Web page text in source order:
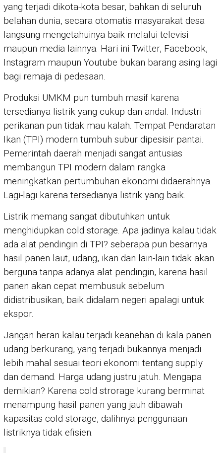
yang terjadi dikota-kota besar, bahkan di seluruh
belahan dunia, secara otomatis masyarakat desa
langsung mengetahuinya baik melalui televisi
maupun media lainnya. Hari ini Twitter, Facebook,
Instagram maupun Youtube bukan barang asing lagi
bagi remaja di pedesaan.
Produksi UMKM pun tumbuh masif karena
tersedianya listrik yang cukup dan andal. Industri
perikanan pun tidak mau kalah. Tempat Pendaratan
Ikan (TPI) modern tumbuh subur dipesisir pantai.
Pemerintah daerah menjadi sangat antusias
membangun TPI modern dalam rangka
meningkatkan pertumbuhan ekonomi didaerahnya.
Lagi-lagi karena tersedianya listrik yang baik.
Listrik memang sangat dibutuhkan untuk
menghidupkan cold storage. Apa jadinya kalau tidak
ada alat pendingin di TPI? seberapa pun besarnya
hasil panen laut, udang, ikan dan lain-lain tidak akan
berguna tanpa adanya alat pendingin, karena hasil
panen akan cepat membusuk sebelum
didistribusikan, baik didalam negeri apalagi untuk
ekspor.
Jangan heran kalau terjadi keanehan di kala panen
udang berkurang, yang terjadi bukannya menjadi
lebih mahal sesuai teori ekonomi tentang supply
dan demand. Harga udang justru jatuh. Mengapa
demikian? Karena cold strorage kurang berminat
menampung hasil panen yang jauh dibawah
kapasitas cold storage, dalihnya penggunaan
listriknya tidak efisien.